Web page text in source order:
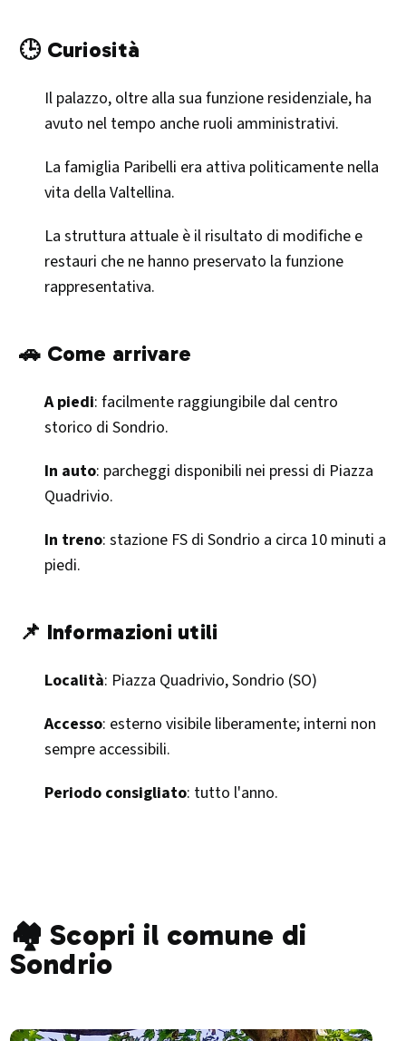
🕒 Curiosità
Il palazzo, oltre alla sua funzione residenziale, ha
avuto nel tempo anche ruoli amministrativi.
La famiglia Paribelli era attiva politicamente nella
vita della Valtellina.
La struttura attuale è il risultato di modifiche e
restauri che ne hanno preservato la funzione
rappresentativa.​
🚗 Come arrivare
A piedi: facilmente raggiungibile dal centro
storico di Sondrio.
In auto: parcheggi disponibili nei pressi di Piazza
Quadrivio.
In treno: stazione FS di Sondrio a circa 10 minuti a
piedi.​
📌 Informazioni utili
Località: Piazza Quadrivio, Sondrio (SO)
Accesso: esterno visibile liberamente; interni non
sempre accessibili.
Periodo consigliato: tutto l'anno.​
🏘️ Scopri il comune di
Sondrio